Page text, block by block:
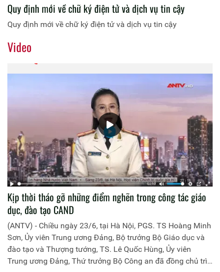
Quy định mới về chữ ký điện tử và dịch vụ tin cậy
Quy định mới về chữ ký điện tử và dịch vụ tin cậy
Video
Kịp thời tháo gỡ những điểm nghẽn trong công tác giáo
dục, đào tạo CAND
(ANTV) - Chiều ngày 23/6, tại Hà Nội, PGS. TS Hoàng Minh
Sơn, Ủy viên Trung ương Đảng, Bộ trưởng Bộ Giáo dục và
đào tạo và Thượng tướng, TS. Lê Quốc Hùng, Ủy viên
Trung ương Đảng, Thứ trưởng Bộ Công an đã đồng chủ trì